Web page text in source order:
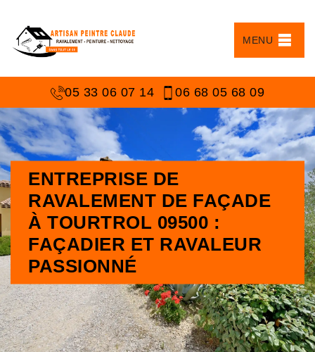
MENU
05 33 06 07 14 06 68 05 68 09
ENTREPRISE DE
RAVALEMENT DE FAÇADE
À TOURTROL 09500 :
FAÇADIER ET RAVALEUR
PASSIONNÉ